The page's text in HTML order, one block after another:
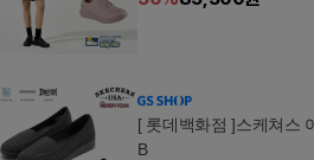
[ 롯데백화점 ]스케쳐스
B